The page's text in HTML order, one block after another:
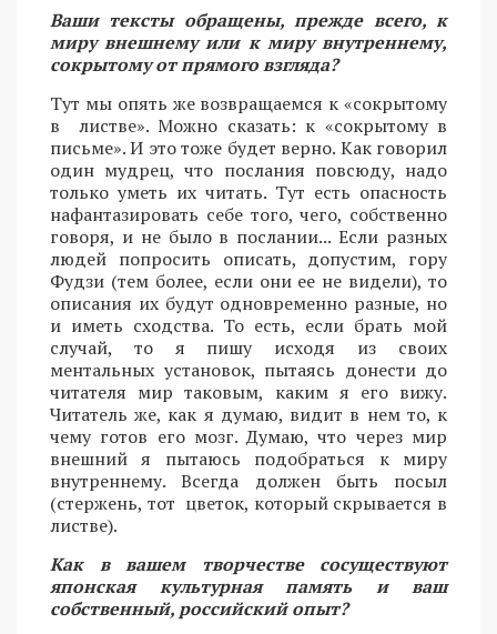
Ваши тексты обращены, прежде всего, к
миру внешнему или к миру внутреннему,
сокрытому от прямого взгляда?
Тут мы опять же возвращаемся к «сокрытому
в листве». Можно сказать: к «сокрытому в
письме». И это тоже будет верно. Как говорил
один мудрец, что послания повсюду, надо
только уметь их читать. Тут есть опасность
нафантазировать себе того, чего, собственно
говоря, и не было в послании... Если разных
людей попросить описать, допустим, гору
Фудзи (тем более, если они ее не видели), то
описания их будут одновременно разные, но
и иметь сходства. То есть, если брать мой
случай, то я пишу исходя из своих
ментальных установок, пытаясь донести до
читателя мир таковым, каким я его вижу.
Читатель же, как я думаю, видит в нем то, к
чему готов его мозг. Думаю, что через мир
внешний я пытаюсь подобраться к миру
внутреннему. Всегда должен быть посыл
(стержень, тот цветок, который скрывается в
листве).
Как в вашем творчестве сосуществуют
японская культурная память и ваш
собственный, российский опыт?